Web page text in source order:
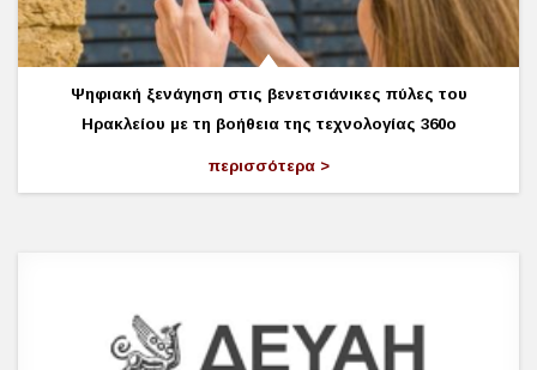
Ψηφιακή ξενάγηση στις βενετσιάνικες πύλες του
Ηρακλείου με τη βοήθεια της τεχνολογίας 360ο
περισσότερα